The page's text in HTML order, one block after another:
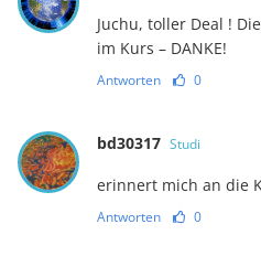
Juchu, toller Deal !
im Kurs – DANKE!
Antworten 0
bd30317 Studi
erinnert mich an die
Antworten 0